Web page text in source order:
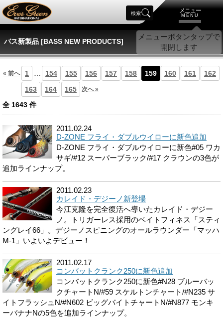
メニュー
MENU
検索
バス新製品 [BASS NEW PRODUCTS]
« 前へ 1 … 154 155 156 157 158 159 160 161
162
163
164 165 次へ »
全 1643 件
2011.02.24
D-ZONE フライ・ダブルウイローに新色追加
D-ZONE フライ・ダブルウイローに新色#05 ワカ
サギ/#12 スーパーブラック/#17 クラウンの3色が
追加ラインナップ。
2011.02.23
カレイド・デジーノ新登場
今江克隆を完全復活へ導いたカレイド・デジー
ノ。トリガーレス採用のベイトフィネス「スティ
ングレイ66」。デジーノスピニングのオールラウンダー「マッハ
M-1」いよいよデビュー！
2011.02.17
コンバットクランク250に新色追加
コンバットクランク250に新色#N28 ブルーバッ
クチャートN/#59 スケルトンチャート/#N235 サ
イトフラッシュN/#N602 ビッグバイトチャートN/#N877 モンキ
ーバナナNの5色を追加ラインナップ。